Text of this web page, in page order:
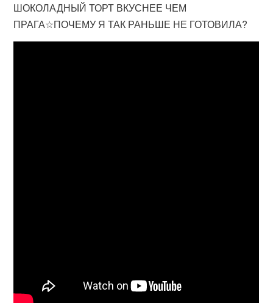
ШОКОЛАДНЫЙ ТОРТ ВКУСНЕЕ ЧЕМ
ПРАГА☆ПОЧЕМУ Я ТАК РАНЬШЕ НЕ ГОТОВИЛА?